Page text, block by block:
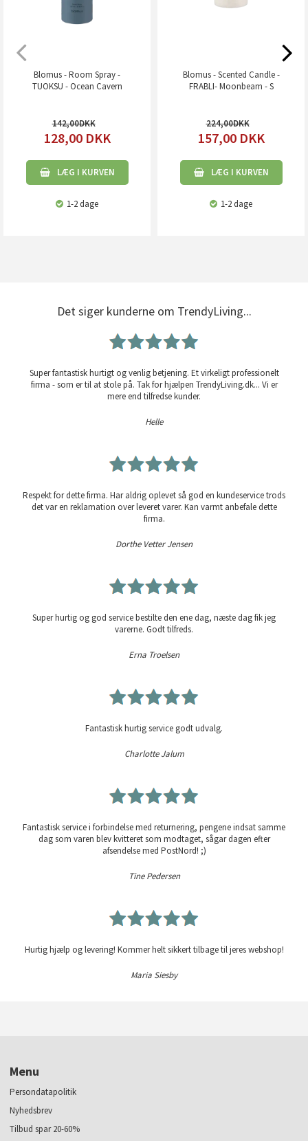
Blomus - Room Spray -
TUOKSU - Ocean Cavern
142,00
128,00 DKK
LÆG I KURVEN
1-2 dage
Blomus - Scented Candle -
FRABLI- Moonbeam - S
224,00
157,00 DKK
LÆG I KURVEN
1-2 dage
Det siger kunderne om TrendyLiving...
Super fantastisk hurtigt og venlig betjening. Et virkeligt professionelt
firma - som er til at stole på. Tak for hjælpen TrendyLiving.dk... Vi er
mere end tilfredse kunder.
Helle
Respekt for dette firma. Har aldrig oplevet så god en kundeservice trods
det var en reklamation over leveret varer. Kan varmt anbefale dette
firma.
Dorthe Vetter Jensen
Super hurtig og god service bestilte den ene dag, næste dag fik jeg
varerne. Godt tilfreds.
Erna Troelsen
Fantastisk hurtig service godt udvalg.
Charlotte Jalum
Fantastisk service i forbindelse med returnering, pengene indsat samme
dag som varen blev kvitteret som modtaget, sågar dagen efter
afsendelse med PostNord! ;)
Tine Pedersen
Hurtig hjælp og levering! Kommer helt sikkert tilbage til jeres webshop!
Maria Siesby
Menu
Persondatapolitik
Nyhedsbrev
Tilbud spar 20-60%